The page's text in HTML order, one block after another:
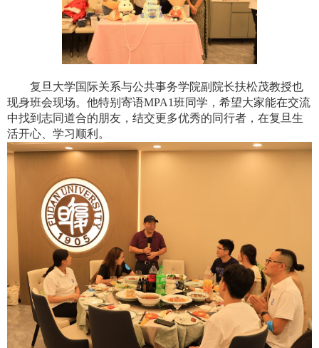
复旦大学国际关系与公共事务学院副院长扶松茂教授也
现身班会现场。他特别寄语MPA1班同学，希望大家能在交流
中找到志同道合的朋友，结交更多优秀的同行者，在复旦生
活开心、学习顺利。